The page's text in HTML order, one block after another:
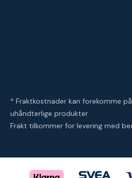
* Fraktkostnader kan forekomme
uhåndterlige produkter
Frakt tilkommer for levering med